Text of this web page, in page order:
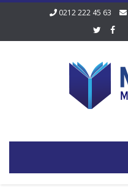
0212 222 45 63